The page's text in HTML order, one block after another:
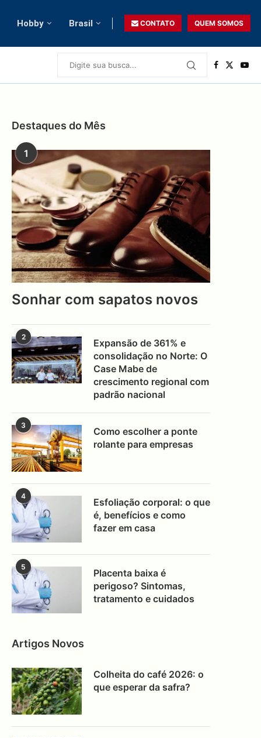
Hobby Brasil CONTATO QUEM SOMOS
Destaques do Mês
1
Sonhar com sapatos novos
2
Expansão de 361% e
consolidação no Norte: O
Case Mabe de
crescimento regional com
padrão nacional
3
Como escolher a ponte
rolante para empresas
4
Esfoliação corporal: o que
é, benefícios e como
fazer em casa
5
Placenta baixa é
perigoso? Sintomas,
tratamento e cuidados
Artigos Novos
Colheita do café 2026: o
que esperar da safra?